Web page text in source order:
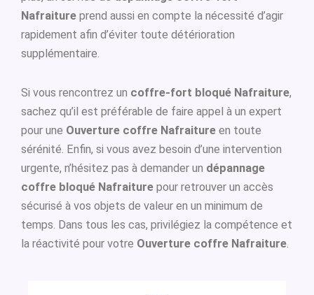
Nafraiture prend aussi en compte la nécessité d’agir
rapidement afin d’éviter toute détérioration
supplémentaire.
Si vous rencontrez un coffre-fort bloqué Nafraiture,
sachez qu’il est préférable de faire appel à un expert
pour une Ouverture coffre Nafraiture en toute
sérénité. Enfin, si vous avez besoin d’une intervention
urgente, n’hésitez pas à demander un dépannage
coffre bloqué Nafraiture pour retrouver un accès
sécurisé à vos objets de valeur en un minimum de
temps. Dans tous les cas, privilégiez la compétence et
la réactivité pour votre Ouverture coffre Nafraiture.